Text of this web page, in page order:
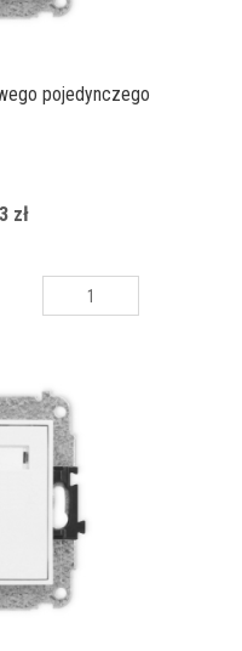
pojedynczego
zł